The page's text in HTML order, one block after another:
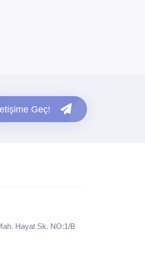
Geç!
Hayat Sk. NO:1/B